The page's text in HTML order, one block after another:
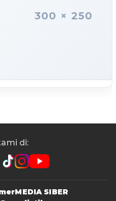
300 × 250
di:
MEDIA SIBER